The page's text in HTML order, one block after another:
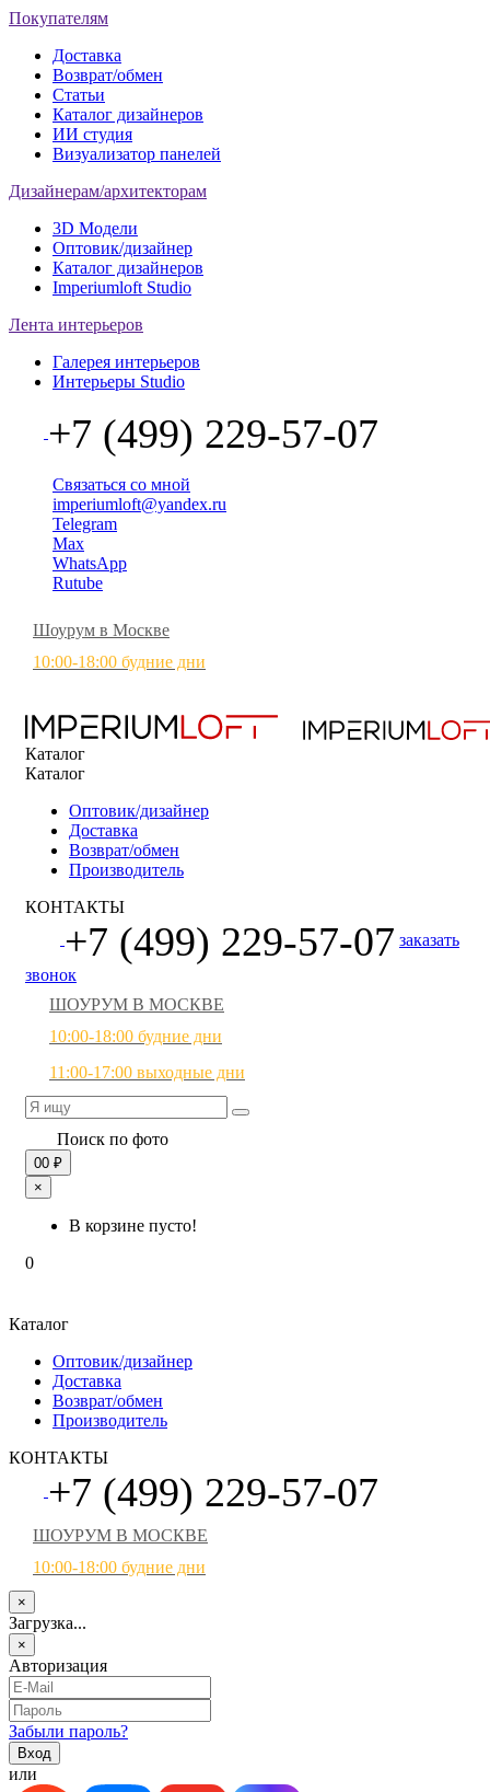
Покупателям
Доставка
Возврат/обмен
Статьи
Каталог дизайнеров
ИИ студия
Визуализатор панелей
Дизайнерам/архитекторам
3D Модели
Оптовик/дизайнер
Каталог дизайнеров
Imperiumloft Studio
Лента интерьеров
Галерея интерьеров
Интерьеры Studio
+7 (499) 229-57-07
Связаться со мной
imperiumloft@yandex.ru
Telegram
Max
WhatsApp
Rutube
Шоурум в Москве
10:00-18:00 будние дни
Каталог
Каталог
Оптовик/дизайнер
Доставка
Возврат/обмен
Производитель
КОНТАКТЫ
+7 (499) 229-57-07 заказать
звонок
ШОУРУМ В МОСКВЕ
10:00-18:00 будние дни
11:00-17:00 выходные дни
Поиск по фото
00 ₽
×
В корзине пусто!
0
Каталог
Оптовик/дизайнер
Доставка
Возврат/обмен
Производитель
КОНТАКТЫ
+7 (499) 229-57-07
ШОУРУМ В МОСКВЕ
10:00-18:00 будние дни
×
Загрузка...
×
Авторизация
Забыли пароль?
или